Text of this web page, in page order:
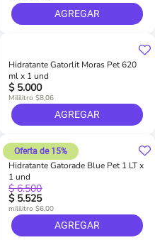
AGREGAR
Hidratante Gatorlit Moras Pet 620
ml x 1 und
$ 5.000
Mililitro $8,06
AGREGAR
Hidratante Gatorade Blue Pet 1 LT x
1 und
Oferta de 15%
$ 6.500
$ 5.525
mililitro $6,00
AGREGAR